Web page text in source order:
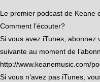
Le premier podcast de Keane
Comment l’écouter?
Si vous avez iTunes, abonnez
suivante au moment de
http://www.keanemusic.com/
Si vous n’avez pas iTunes,